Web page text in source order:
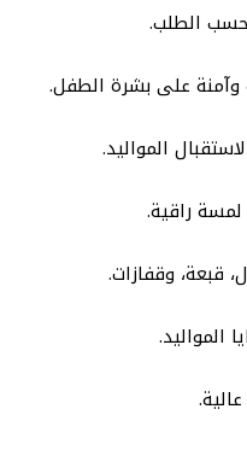
حسب الطلب.
وآمنة على بشرة الطفل.
المواليد.
راقية.
قبعة، وقفازات.
المواليد.